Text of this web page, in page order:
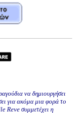
να δημιουργήσει
για ακόμα μια φορά το
Reve συμμετέχει η